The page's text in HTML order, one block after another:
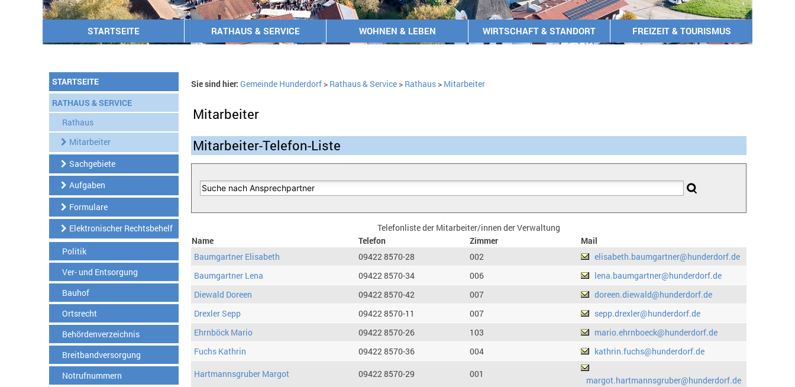
STARTSEITE RATHAUS & SERVICE WOHNEN & LEBEN WIRTSCHAFT & STANDORT FREIZEIT & TOURISMUS
STARTSEITE
RATHAUS & SERVICE
Rathaus
Mitarbeiter
Sachgebiete
Aufgaben
Formulare
Elektronischer Rechtsbehelf
Politik
Ver- und Entsorgung
Bauhof
Ortsrecht
Behördenverzeichnis
Breitbandversorgung
Notrufnummern
Sie sind hier: Gemeinde Hunderdorf> Rathaus & Service> Rathaus> Mitarbeiter
Mitarbeiter
Mitarbeiter-Telefon-Liste
Telefonliste der Mitarbeiter/innen der Verwaltung
Name
Telefon Zimmer
Mail
Baumgartner Elisabeth
09422 8570-28 002
elisabeth.baumgartner@hunderdorf.de
Baumgartner Lena
09422 8570-34 006
lena.baumgartner@hunderdorf.de
Diewald Doreen
09422 8570-42 007
doreen.diewald@hunderdorf.de
Drexler Sepp
09422 8570-11 007
sepp.drexler@hunderdorf.de
Ehrnböck Mario
09422 8570-26 103
mario.ehrnboeck@hunderdorf.de
Fuchs Kathrin
09422 8570-36 004
kathrin.fuchs@hunderdorf.de
Hartmannsgruber Margot
09422 8570-29 001
margot.hartmannsgruber@hunderdorf.de